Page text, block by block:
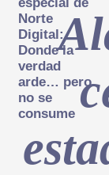
Norte
Digital:
Donde la
verdad
arde… pero
no se
consume